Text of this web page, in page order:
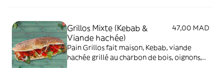
Grillos Mixte (Kebab &
Viande hachée)
47,00 MAD
Pain Grillos fait maison, Kebab, viande
hachée grillé au charbon de bois, oignons,